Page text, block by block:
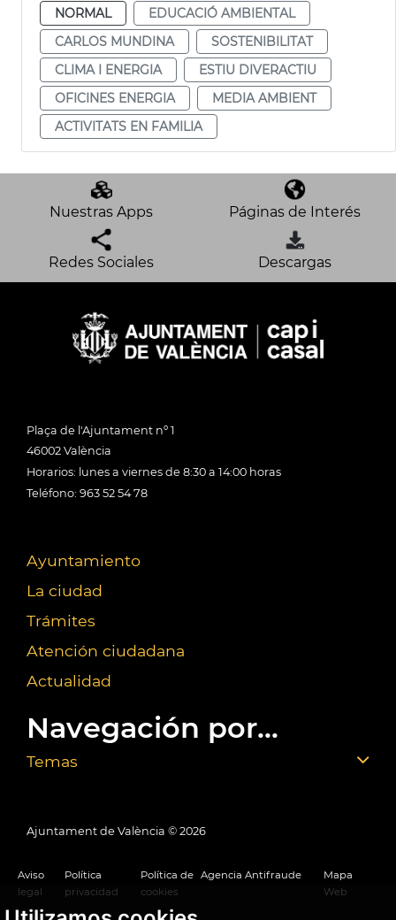
NORMAL
EDUCACIÓ AMBIENTAL
CARLOS MUNDINA
SOSTENIBILITAT
CLIMA I ENERGIA
ESTIU DIVERACTIU
OFICINES ENERGIA
MEDIA AMBIENT
ACTIVITATS EN FAMILIA
Nuestras Apps Páginas de Interés
Redes Sociales Descargas
Plaça de l'Ajuntament nº 1
46002 València
Horarios: lunes a viernes de 8:30 a 14:00 horas
Teléfono: 963 52 54 78
Ayuntamiento
La ciudad
Trámites
Atención ciudadana
Actualidad
Navegación por...
Temas
Ajuntament de València © 2026
Aviso
legal
Política
privacidad
Política de
cookies
Agencia Antifraude
Mapa
Web